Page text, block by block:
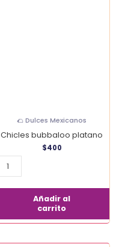
🌮 Dulces Mexicanos
Chicles bubbaloo platano
$400
Añadir al
carrito